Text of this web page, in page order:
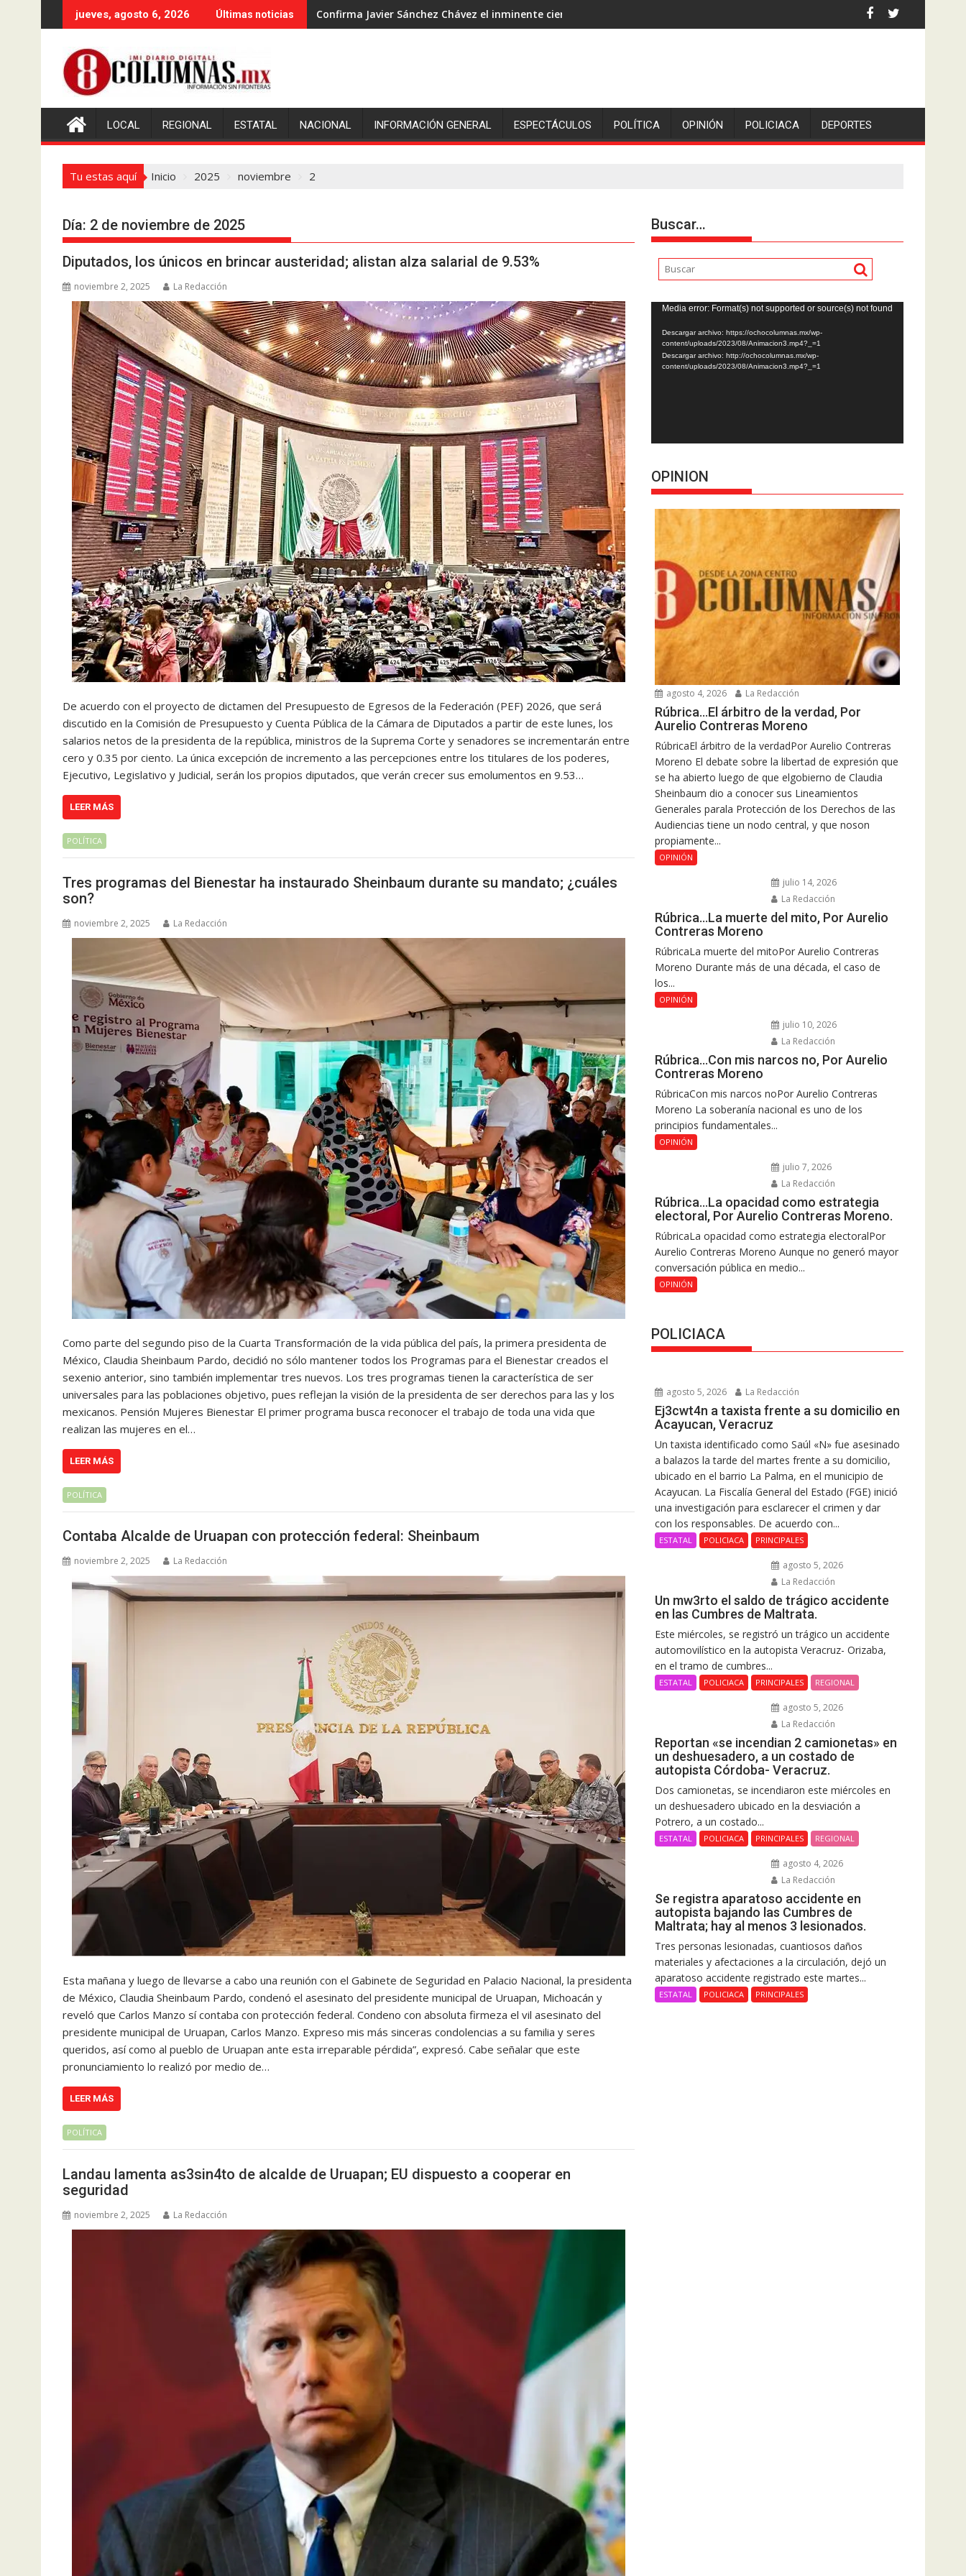
al
jueves, agosto 6, 2026 Últimas noticias Confirma Javier Sánchez Chávez el inminente cierre de ingenió San Pedro en Lerdo de Tejada, Veracruz.
LOCAL REGIONAL ESTATAL NACIONAL INFORMACIÓN GENERAL ESPECTÁCULOS POLÍTICA OPINIÓN POLICIACA DEPORTES
Tu estas aquí Inicio 2025 noviembre 2
Día: 2 de noviembre de 2025
Diputados, los únicos en brincar austeridad; alistan alza salarial de 9.53%
noviembre 2, 2025 La Redacción
De acuerdo con el proyecto de dictamen del Presupuesto de Egresos de la Federación (PEF) 2026, que será
discutido en la Comisión de Presupuesto y Cuenta Pública de la Cámara de Diputados a partir de este lunes, los
salarios netos de la presidenta de la república, ministros de la Suprema Corte y senadores se incrementarán entre
cero y 0.35 por ciento. La única excepción de incremento a las percepciones entre los titulares de los poderes,
Ejecutivo, Legislativo y Judicial, serán los propios diputados, que verán crecer sus emolumentos en 9.53…
LEER MÁS
POLÍTICA
Tres programas del Bienestar ha instaurado Sheinbaum durante su mandato; ¿cuáles
son?
noviembre 2, 2025 La Redacción
Como parte del segundo piso de la Cuarta Transformación de la vida pública del país, la primera presidenta de
México, Claudia Sheinbaum Pardo, decidió no sólo mantener todos los Programas para el Bienestar creados el
sexenio anterior, sino también implementar tres nuevos. Los tres programas tienen la característica de ser
universales para las poblaciones objetivo, pues reflejan la visión de la presidenta de ser derechos para las y los
mexicanos. Pensión Mujeres Bienestar El primer programa busca reconocer el trabajo de toda una vida que
realizan las mujeres en el…
LEER MÁS
POLÍTICA
Contaba Alcalde de Uruapan con protección federal: Sheinbaum
noviembre 2, 2025 La Redacción
Esta mañana y luego de llevarse a cabo una reunión con el Gabinete de Seguridad en Palacio Nacional, la presidenta
de México, Claudia Sheinbaum Pardo, condenó el asesinato del presidente municipal de Uruapan, Michoacán y
reveló que Carlos Manzo sí contaba con protección federal. Condeno con absoluta firmeza el vil asesinato del
presidente municipal de Uruapan, Carlos Manzo. Expreso mis más sinceras condolencias a su familia y seres
queridos, así como al pueblo de Uruapan ante esta irreparable pérdida”, expresó. Cabe señalar que este
pronunciamiento lo realizó por medio de…
LEER MÁS
POLÍTICA
Landau lamenta as3sin4to de alcalde de Uruapan; EU dispuesto a cooperar en
seguridad
noviembre 2, 2025 La Redacción
Buscar…
Reproductor
de
vídeo
Media error: Format(s) not supported or source(s) not found
Descargar archivo: https://ochocolumnas.mx/wp-
content/uploads/2023/08/Animacion3.mp4?_=1
Descargar archivo: http://ochocolumnas.mx/wp-
content/uploads/2023/08/Animacion3.mp4?_=1
OPINION
agosto 4, 2026 La Redacción
Rúbrica…El árbitro de la verdad, Por
Aurelio Contreras Moreno
RúbricaEl árbitro de la verdadPor Aurelio Contreras
Moreno El debate sobre la libertad de expresión que
se ha abierto luego de que elgobierno de Claudia
Sheinbaum dio a conocer sus Lineamientos
Generales parala Protección de los Derechos de las
Audiencias tiene un nodo central, y que noson
propiamente...
OPINIÓN
julio 14, 2026
La Redacción
Rúbrica…La muerte del mito, Por Aurelio
Contreras Moreno
RúbricaLa muerte del mitoPor Aurelio Contreras
Moreno Durante más de una década, el caso de
los...
OPINIÓN
julio 10, 2026
La Redacción
Rúbrica…Con mis narcos no, Por Aurelio
Contreras Moreno
RúbricaCon mis narcos noPor Aurelio Contreras
Moreno La soberanía nacional es uno de los
principios fundamentales...
OPINIÓN
julio 7, 2026
La Redacción
Rúbrica…La opacidad como estrategia
electoral, Por Aurelio Contreras Moreno.
RúbricaLa opacidad como estrategia electoralPor
Aurelio Contreras Moreno Aunque no generó mayor
conversación pública en medio...
OPINIÓN
POLICIACA
agosto 5, 2026 La Redacción
Ej3cwt4n a taxista frente a su domicilio en
Acayucan, Veracruz
Un taxista identificado como Saúl «N» fue asesinado
a balazos la tarde del martes frente a su domicilio,
ubicado en el barrio La Palma, en el municipio de
Acayucan. La Fiscalía General del Estado (FGE) inició
una investigación para esclarecer el crimen y dar
con los responsables. De acuerdo con...
ESTATAL POLICIACA PRINCIPALES
agosto 5, 2026
La Redacción
Un mw3rto el saldo de trágico accidente
en las Cumbres de Maltrata.
Este miércoles, se registró un trágico un accidente
automovilístico en la autopista Veracruz- Orizaba,
en el tramo de cumbres...
ESTATAL POLICIACA PRINCIPALES REGIONAL
agosto 5, 2026
La Redacción
Reportan «se incendian 2 camionetas» en
un deshuesadero, a un costado de
autopista Córdoba- Veracruz.
Dos camionetas, se incendiaron este miércoles en
un deshuesadero ubicado en la desviación a
Potrero, a un costado...
ESTATAL POLICIACA PRINCIPALES REGIONAL
agosto 4, 2026
La Redacción
Se registra aparatoso accidente en
autopista bajando las Cumbres de
Maltrata; hay al menos 3 lesionados.
Tres personas lesionadas, cuantiosos daños
materiales y afectaciones a la circulación, dejó un
aparatoso accidente registrado este martes...
ESTATAL POLICIACA PRINCIPALES